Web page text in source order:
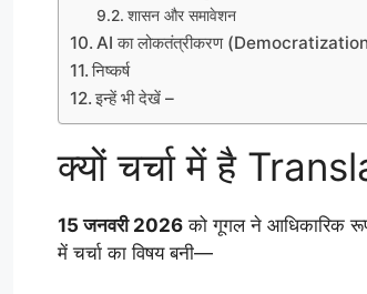
शासन और समावेशन
AI का लोकतंत्रीकरण
निष्कर्ष
इन्हें भी देखें –
क्यों चर्चा में है
15 जनवरी 2026 को गूगल ने आधिकारिक
में चर्चा का विषय बनी—